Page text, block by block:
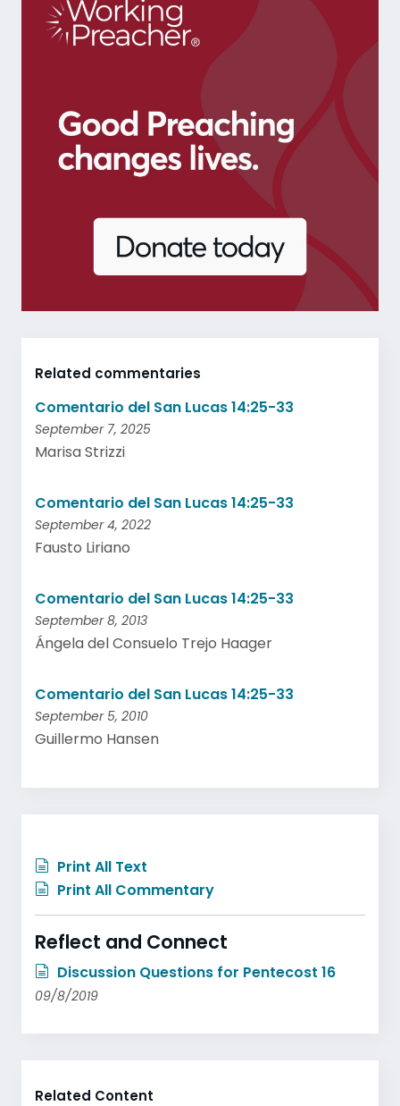
Related commentaries
Comentario del San Lucas 14:25-33
September 7, 2025
Marisa Strizzi
Comentario del San Lucas 14:25-33
September 4, 2022
Fausto Liriano
Comentario del San Lucas 14:25-33
September 8, 2013
Ángela del Consuelo Trejo Haager
Comentario del San Lucas 14:25-33
September 5, 2010
Guillermo Hansen
Print All Text
Print All Commentary
Reflect and Connect
Discussion Questions for Pentecost 16
09/8/2019
Related Content